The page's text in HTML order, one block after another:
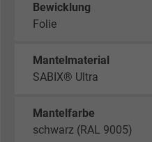
Bewicklung
Folie
Mantelmaterial
SABIX® Ultra
Mantelfarbe
schwarz (RAL 9005)